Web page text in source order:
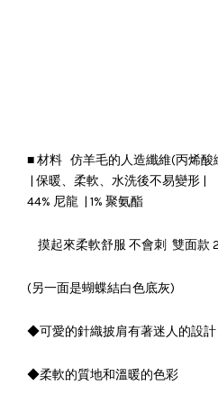
■ 材料 仿羊毛的人造纖維(丙烯酸
| 保暖、柔軟、水洗後不易變形 |
44% 尼龍 | 1% 聚氨酯
摸起來柔軟舒服 不會刺  雙面款
(另一面是蝴蝶結白色底灰)
◆可愛的針織披肩有著迷人的設計
◆柔軟的質地和溫暖的色彩